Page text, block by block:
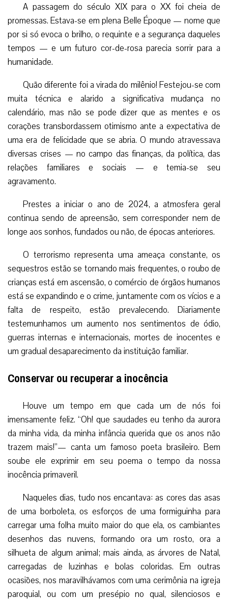
A passagem do século XIX para o XX foi cheia de
promessas. Estava-se em plena Belle Époque — nome que
por si só evoca o brilho, o requinte e a segurança daqueles
tempos — e um futuro cor-de-rosa parecia sorrir para a
humanidade.
Quão diferente foi a virada do milênio! Festejou-se com
muita técnica e alarido a significativa mudança no
calendário, mas não se pode dizer que as mentes e os
corações transbordassem otimismo ante a expectativa de
uma era de felicidade que se abria. O mundo atravessava
diversas crises — no campo das finanças, da política, das
relações familiares e sociais — e temia-se seu
agravamento.
Prestes a iniciar o ano de 2024, a atmosfera geral
continua sendo de apreensão, sem corresponder nem de
longe aos sonhos, fundados ou não, de épocas anteriores.
O terrorismo representa uma ameaça constante, os
sequestros estão se tornando mais frequentes, o roubo de
crianças está em ascensão, o comércio de órgãos humanos
está se expandindo e o crime, juntamente com os vícios e a
falta de respeito, estão prevalecendo. Diariamente
testemunhamos um aumento nos sentimentos de ódio,
guerras internas e internacionais, mortes de inocentes e
um gradual desaparecimento da instituição familiar.
Conservar ou recuperar a inocência
Houve um tempo em que cada um de nós foi
imensamente feliz. “Oh! que saudades eu tenho da aurora
da minha vida, da minha infância querida que os anos não
trazem mais!”— canta um famoso poeta brasileiro. Bem
soube ele exprimir em seu poema o tempo da nossa
inocência primaveril.
Naqueles dias, tudo nos encantava: as cores das asas
de uma borboleta, os esforços de uma formiguinha para
carregar uma folha muito maior do que ela, os cambiantes
desenhos das nuvens, formando ora um rosto, ora a
silhueta de algum animal; mais ainda, as árvores de Natal,
carregadas de luzinhas e bolas coloridas. Em outras
ocasiões, nos maravilhávamos com uma cerimônia na igreja
paroquial, ou com um presépio no qual, silenciosos e